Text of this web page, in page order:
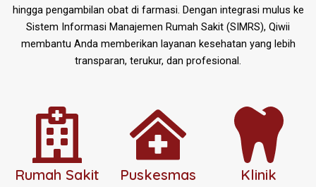
hingga pengambilan obat di farmasi. Dengan integrasi mulus ke
Sistem Informasi Manajemen Rumah Sakit (SIMRS), Qiwii
membantu Anda memberikan layanan kesehatan yang lebih
transparan, terukur, dan profesional.
Rumah Sakit
Puskesmas
Klinik